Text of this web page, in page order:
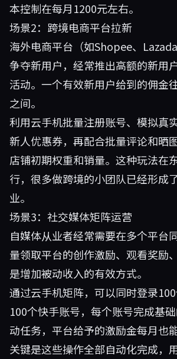
本控制在每月1200元左右。
场景2：跨境电商平台拉新
海外电商平台（如Shopee、
争夺新用户，经常推出高额的新用
活动。一个有效新用户给到的佣金
之间。
利用云手机批量注册账号、模拟真
新人优惠券，再配合批量评论和晒
店铺初期权重和销量。这种玩法在
行，很多做跨境的小团队已经形成
业。
场景3：社交媒体矩阵运营
自媒体从业者经常需要在多个平台
量领取平台的创作激励、观看奖励
是增加被动收入的有效方式。
通过云手机矩阵，可以同时登录100
100个快手账号，每个账号完成基
动任务，平台给予的激励金每月也
关键是这些操作全部自动化完成，